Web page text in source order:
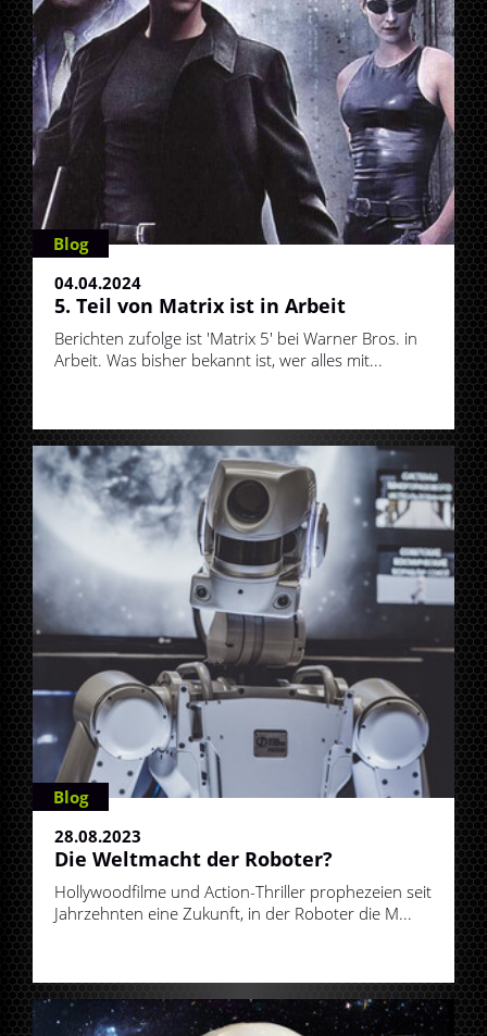
Blog
04.04.2024
5. Teil von Matrix ist in Arbeit
Berichten zufolge ist 'Matrix 5' bei Warner Bros. in
Arbeit. Was bisher bekannt ist, wer alles mit...
Blog
28.08.2023
Die Weltmacht der Roboter?
Hollywoodfilme und Action-Thriller prophezeien seit
Jahrzehnten eine Zukunft, in der Roboter die M...